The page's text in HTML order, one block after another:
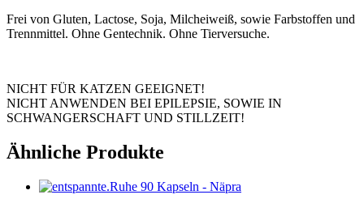
Frei von Gluten, Lactose, Soja, Milcheiweiß, sowie Farbstoffen und
Trennmittel. Ohne Gentechnik. Ohne Tierversuche.
NICHT FÜR KATZEN GEEIGNET!
NICHT ANWENDEN BEI EPILEPSIE, SOWIE IN
SCHWANGERSCHAFT UND STILLZEIT!
Ähnliche Produkte